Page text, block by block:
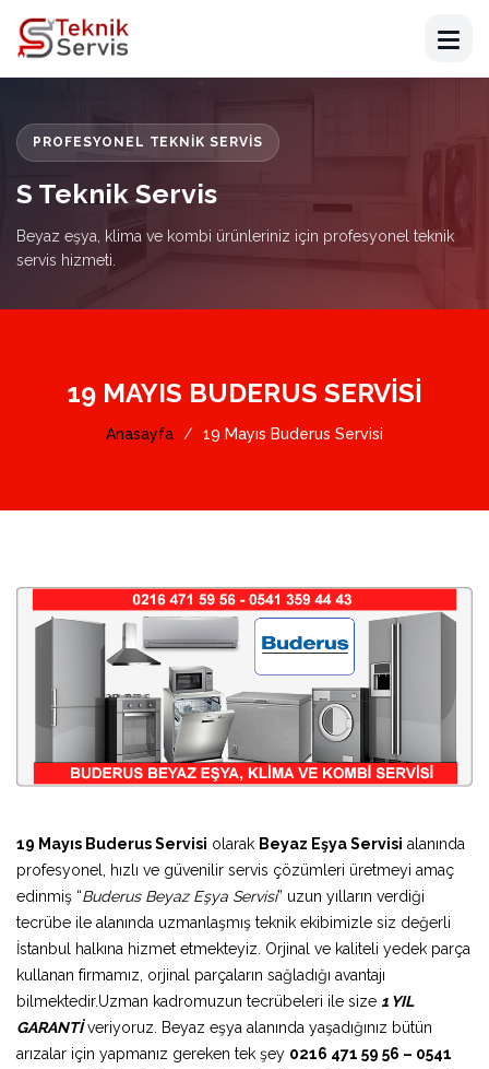
PROFESYONEL TEKNIK SERVIS
S Teknik Servis
Beyaz eşya, klima ve kombi ürünleriniz için profesyonel teknik
servis hizmeti.
19 MAYIS BUDERUS SERVISI
Anasayfa 19 Mayıs Buderus Servisi
19 Mayıs Buderus Servisi olarak Beyaz Eşya Servisi alanında
profesyonel, hızlı ve güvenilir servis çözümleri üretmeyi amaç
edinmiş “Buderus Beyaz Eşya Servisi” uzun yılların verdiği
tecrübe ile alanında uzmanlaşmış teknik ekibimizle siz değerli
İstanbul halkına hizmet etmekteyiz. Orjinal ve kaliteli yedek parça
kullanan firmamız, orjinal parçaların sağladığı avantajı
bilmektedir.Uzman kadromuzun tecrübeleri ile size 1 YIL
GARANTİveriyoruz. Beyaz eşya alanında yaşadığınız bütün
arızalar için yapmanız gereken tek şey 0216 471 59 56 – 0541